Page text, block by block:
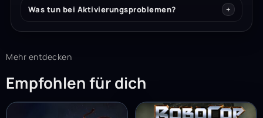
Was tun bei Aktivierungsproblemen?
Mehr entdecken
Empfohlen für dich